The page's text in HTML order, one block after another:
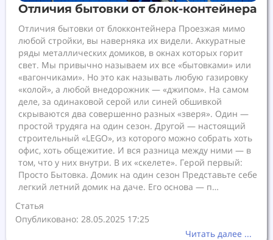
Отличия бытовки от блок-контейнера
Отличия бытовки от блокконтейнера Проезжая мимо
любой стройки, вы наверняка их видели. Аккуратные
ряды металлических домиков, в окнах которых горит
свет. Мы привычно называем их все «бытовками» или
«вагончиками». Но это как называть любую газировку
«колой», а любой внедорожник — «джипом». На самом
деле, за одинаковой серой или синей обшивкой
скрываются два совершенно разных «зверя». Один —
простой трудяга на один сезон. Другой — настоящий
строительный «LEGO», из которого можно собрать хоть
офис, хоть общежитие. И вся разница между ними — в
том, что у них внутри. В их «скелете». Герой первый:
Просто Бытовка. Домик на один сезон Представьте себе
легкий летний домик на даче. Его основа — п…
Статья
Опубликовано: 28.05.2025 17:25
Читать далее ...